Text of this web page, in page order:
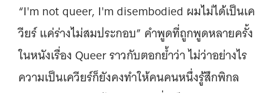
“I'm not queer, I'm disembodied ผมไม่ได้เป็นเค
วียร์ แค่ร่างไม่สมประกอบ” คำพูดที่ถูกพูดหลายครั้ง
ในหนังเรื่อง Queer ราวกับตอกย้ำว่า ไม่ว่าอย่างไร
ความเป็นเควียร์ก็ยังคงทำให้คนคนหนึ่งรู้สึกพิกล